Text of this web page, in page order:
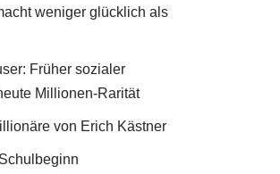
weniger glücklich als
Früher sozialer
Millionen-Rarität
von Erich Kästner